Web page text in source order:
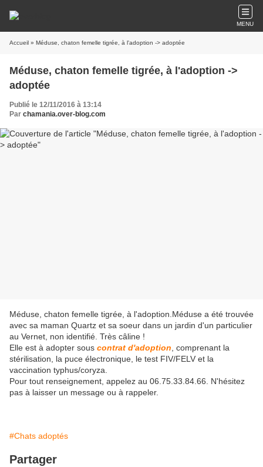
MENU
Accueil » Méduse, chaton femelle tigrée, à l'adoption -> adoptée
Méduse, chaton femelle tigrée, à l'adoption ->
adoptée
Publié le 12/11/2016 à 13:14
Par chamania.over-blog.com
Méduse, chaton femelle tigrée, à l'adoption.Méduse a été trouvée
avec sa maman Quartz et sa soeur dans un jardin d'un particulier
au Vernet, non identifié. Très câline !
Elle est à adopter sous contrat d'adoption , comprenant la
stérilisation, la puce électronique, le test FIV/FELV et la
vaccination typhus/coryza.
Pour tout renseignement, appelez au 06.75.33.84.66. N'hésitez
pas à laisser un message ou à rappeler.
#Chats adoptés
Partager